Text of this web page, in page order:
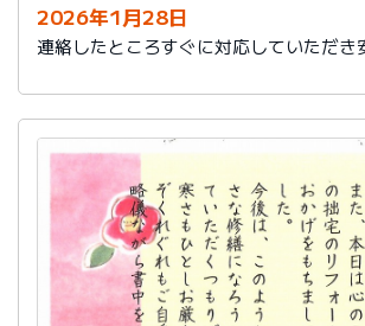
2026年1月28日
連絡したところすぐに対応していただき